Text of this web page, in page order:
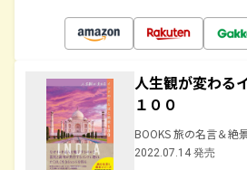
人生観が変わる
１００
BOOKS 旅の名言＆絶
2022.07.14 発売